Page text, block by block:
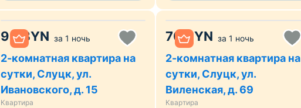
90 BYN за 1 ночь
2-комнатная квартира на
сутки, Слуцк, ул.
Ивановского, д. 15
Квартира
70 BYN за 1 ночь
2-комнатная квартира на
сутки, Слуцк, ул.
Виленская, д. 69
Квартира